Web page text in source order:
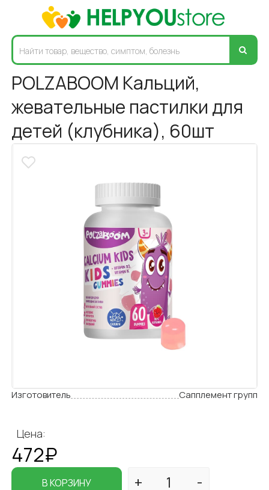
POLZABOOM Кальций,
жевательные пастилки для
детей (клубника), 60шт
Изготовитель Сапплемент групп
Цена:
472₽
В КОРЗИНУ